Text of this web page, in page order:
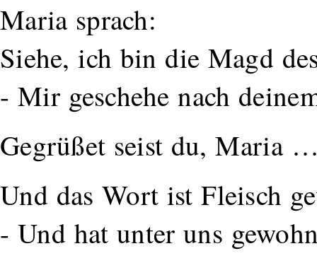
Maria sprach:
Siehe, ich bin die Magd
- Mir geschehe nach
Gegrüßet seist du, Maria
Und das Wort ist Fleisch
- Und hat unter uns